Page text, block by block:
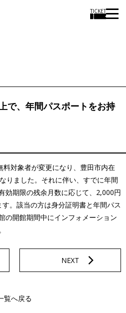
TICKET
で、年間パスポートをお持
対象者が変更になり、豊田市内在
りました。それに伴い、すでに年間
効期限の残余月数に応じて、2,000円
。該当の方は身分証明書と年間パス
の開館期間中にインフォメーション
NEXT
覧へ戻る